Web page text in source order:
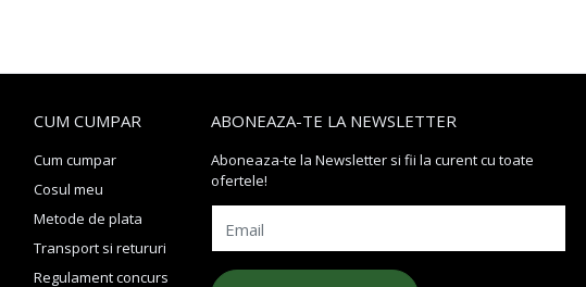
CUM CUMPAR
Cum cumpar
Cosul meu
Metode de plata
Transport si retururi
Regulament concurs
ABONEAZA-TE LA NEWSLETTER
Aboneaza-te la Newsletter si fii la curent cu toate
ofertele!
Email